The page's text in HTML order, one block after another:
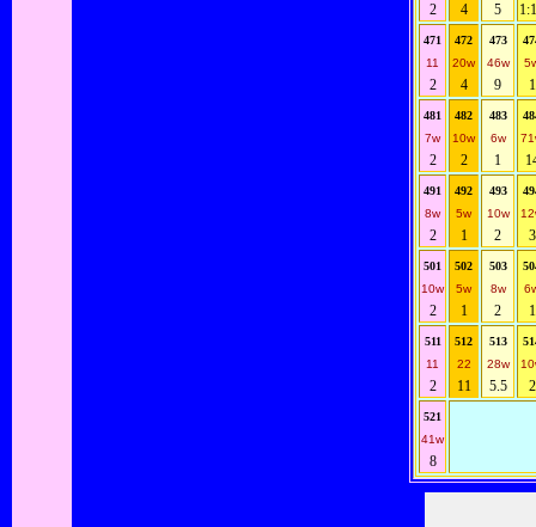
2 4 5
471
11
2
472
20w
4
473
46w
9 1
481
7w
2
482
10w
2
483
6w
1
491
8w
2
492
5w
1
493
10w
2 3
501
10w
2
502
5w
1
503
8w
2 1
511
11
2
512
22
11
513
28w
5.5 2
521
41w
8